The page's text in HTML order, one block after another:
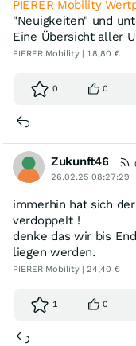
PIERER Mobility
"Neuigkeiten" und
Eine Übersicht aller
PIERER Mobility | 18,80 €
0 0
Zukunft46
26.02.25 08:27:29
immerhin hat sich
verdoppelt !
denke das wir bis
liegen werden.
PIERER Mobility | 24,40 €
1 0